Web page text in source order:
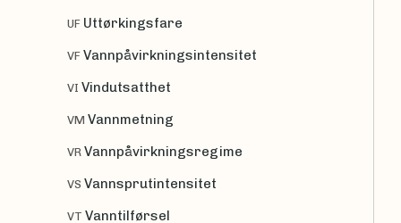
UF Uttørkingsfare
VF Vannpåvirkningsintensitet
VI Vindutsatthet
VM Vannmetning
VR Vannpåvirkningsregime
VS Vannsprutintensitet
VT Vanntilførsel